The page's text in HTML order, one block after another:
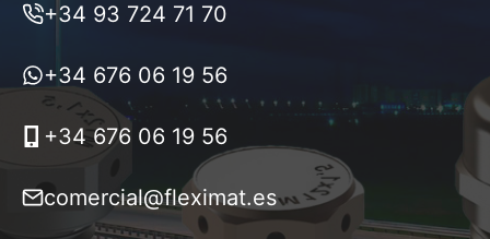
+34 93 724 71 70
+34 676 06 19 56
+34 676 06 19 56
comercial@fleximat.es